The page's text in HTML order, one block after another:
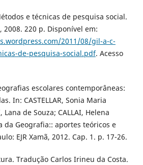
e técnicas de pesquisa social.
2008. 220 p. Disponível em:
2011/08/gil-a-c-
de-pesquisa-social.pdf. Acesso
escolares contemporâneas:
In: CASTELLAR, Sonia Maria
Lana de Souza; CALLAI, Helena
da Geografia:: aportes teóricos e
EJR Xamã, 2012. Cap. 1. p. 17-26.
Tradução Carlos Irineu da Costa.